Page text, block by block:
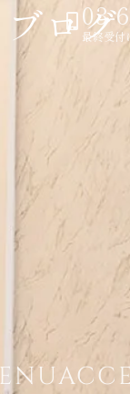
03-
最終受付
ブログ